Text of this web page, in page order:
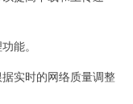
能。
实时的网络质量调整